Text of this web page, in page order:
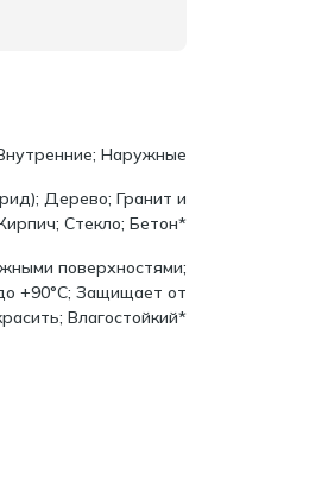
Наружные
Дерево; Гранит и
Стекло; Бетон*
поверхностями;
+90°C; Защищает от
Влагостойкий*